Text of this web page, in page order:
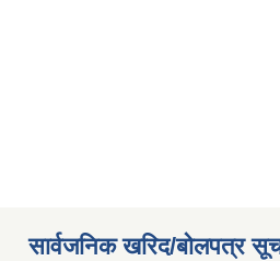
सार्वजनिक खरिद/बोलपत्र